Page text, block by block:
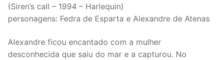
(Siren’s call – 1994 – Harlequin)
personagens: Fedra de Esparta e Alexandre de Atenas
Alexandre ficou encantado com a mulher
desconhecida que saiu do mar e a capturou. No